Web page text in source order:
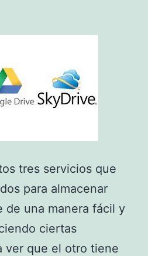
tres servicios que
para almacenar
de una manera fácil y
ciertas
ver que el otro tiene